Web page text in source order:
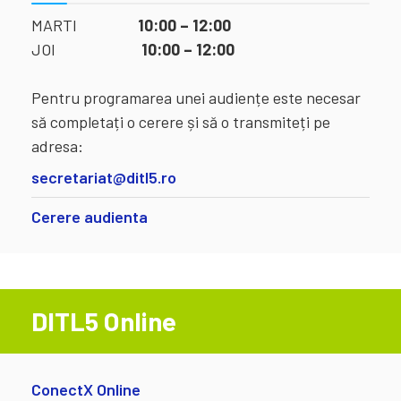
MARTI 10:00 – 12:00
JOI 10:00 – 12:00
Pentru programarea unei audiențe este necesar
să completați o cerere și să o transmiteți pe
adresa:
secretariat@ditl5.ro
Cerere audienta
DITL5 Online
ConectX Online